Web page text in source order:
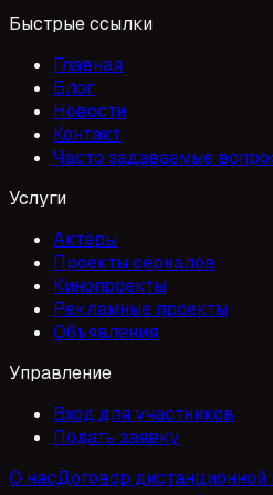
Быстрые ссылки
Главная
Блог
Новости
Контакт
Часто задаваемые
Услуги
Актёры
Проекты сериалов
Кинопроекты
Рекламные проекты
Объявления
Управление
Вход для участников
Подать заявку
О насДоговор